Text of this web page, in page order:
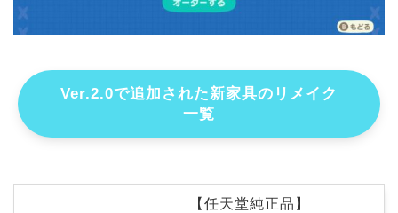
Ver.2.0で追加された新家具のリメイク
一覧
【任天堂純正品】